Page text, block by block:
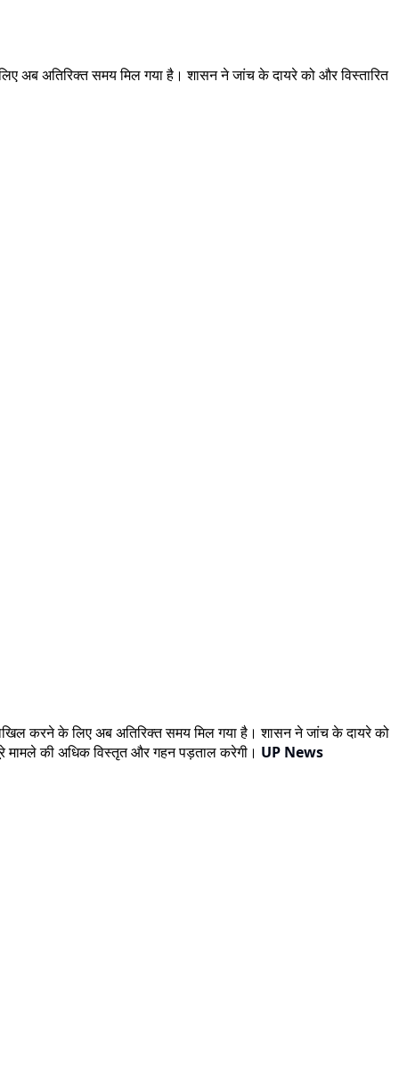
अब अतिरिक्त समय मिल गया है। शासन ने जांच के दायरे को और विस्तारित
करने के लिए अब अतिरिक्त समय मिल गया है। शासन ने जांच के दायरे को
मामले की अधिक विस्तृत और गहन पड़ताल करेगी। UP News